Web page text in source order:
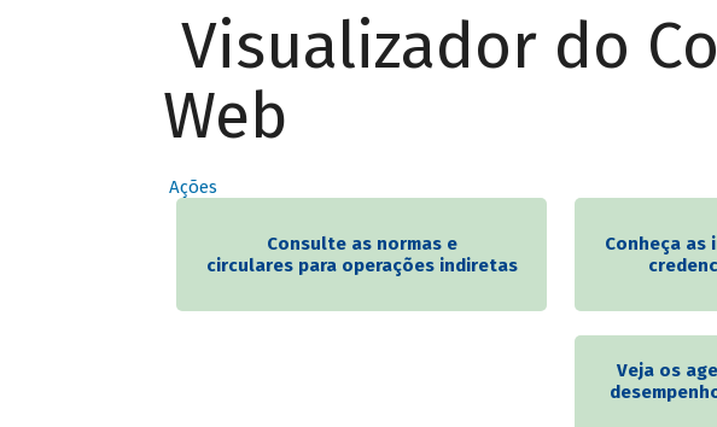
Visualizador do
Web
Ações
Consulte as normas e
circulares para operações indiretas
Conheça
Veja os